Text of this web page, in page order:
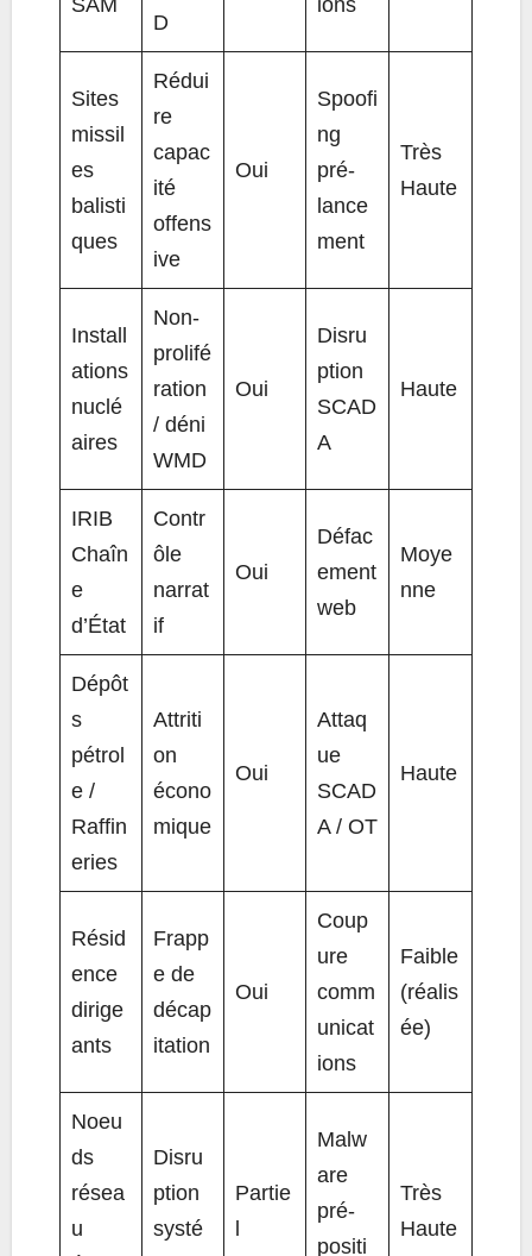
D
Sites
missil
es
balisti
ques
Rédui
re
capac
ité
offens
ive
Oui
Spoofi
ng
pré-
lance
ment
Très
Haute
Install
ations
nuclé
aires
Non-
prolifé
ration
/ déni
WMD
Oui
Disru
ption
SCAD
A
Haute
IRIB
Chaîn
e
d’État
Contr
ôle
narrat
if
Oui
Défac
ement
web
Moye
nne
Dépôt
s
pétrol
e /
Raffin
eries
Attriti
on
écono
mique
Oui
Attaq
ue
SCAD
A / OT
Haute
Résid
ence
dirige
ants
Frapp
e de
décap
itation
Oui
Coup
ure
comm
unicat
ions
Faible
(réalis
ée)
Noeu
ds
résea
u
Disru
ption
systé
Partie
l
Malw
are
pré-
positi
Très
Haute